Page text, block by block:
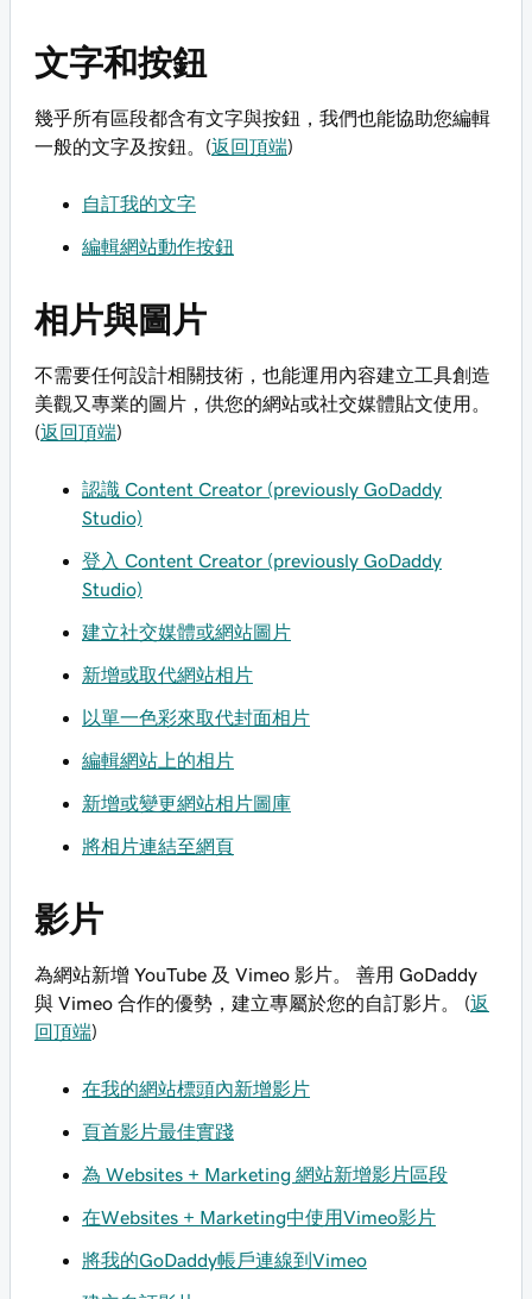
文字和按鈕
幾乎所有區段都含有文字與按鈕，我們也能協助您編輯
一般的文字及按鈕。(返回頂端)
自訂我的文字
編輯網站動作按鈕
相片與圖片
不需要任何設計相關技術，也能運用內容建立工具創造
美觀又專業的圖片，供您的網站或社交媒體貼文使用。
(返回頂端)
認識 Content Creator (previously GoDaddy
Studio)
登入 Content Creator (previously GoDaddy
Studio)
建立社交媒體或網站圖片
新增或取代網站相片
以單一色彩來取代封面相片
編輯網站上的相片
新增或變更網站相片圖庫
將相片連結至網頁
影片
為網站新增 YouTube 及 Vimeo 影片。 善用 GoDaddy
與 Vimeo 合作的優勢，建立專屬於您的自訂影片。 (返
回頂端)
在我的網站標頭內新增影片
頁首影片最佳實踐
為 Websites + Marketing 網站新增影片區段
在Websites + Marketing中使用Vimeo影片
將我的GoDaddy帳戶連線到Vimeo